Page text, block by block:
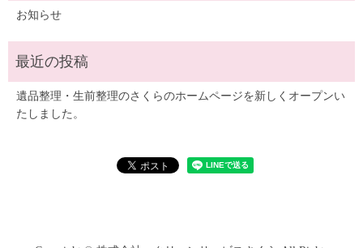
お知らせ
遺品整理・生前整理のさくらのホームページを新しくオープンい
たしました。